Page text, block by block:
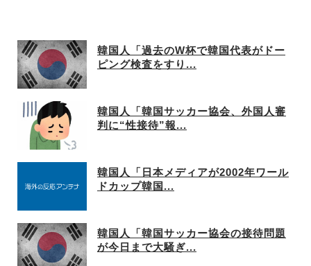
韓国人「過去のW杯で韓国代表がドー
ピング検査をすり...
韓国人「韓国サッカー協会、外国人審
判に“性接待”報...
韓国人「日本メディアが2002年ワール
ドカップ韓国...
韓国人「韓国サッカー協会の接待問題
が今日まで大騒ぎ...